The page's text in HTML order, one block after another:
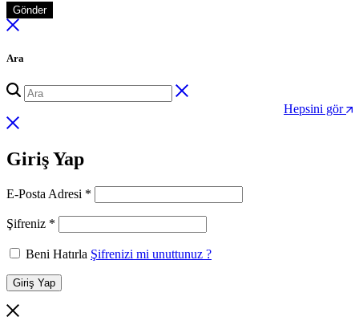
Gönder
Ara
Hepsini gör
Giriş Yap
E-Posta Adresi *
Şifreniz *
Beni Hatırla Şifrenizi mi unuttunuz ?
Giriş Yap